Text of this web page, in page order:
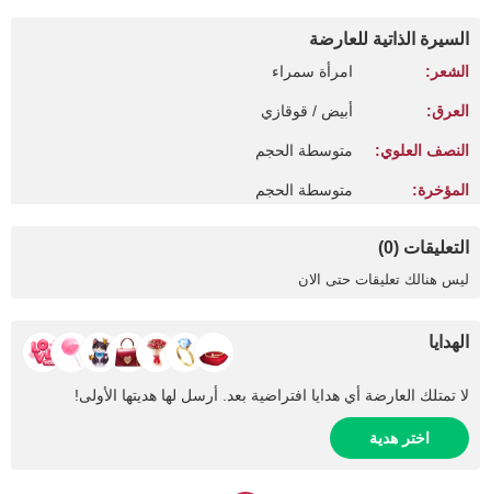
السيرة الذاتية للعارضة
الشعر: امرأة سمراء
العرق: أبيض / قوقازي
النصف العلوي: متوسطة الحجم
المؤخرة: متوسطة الحجم
التعليقات (0)
ليس هنالك تعليقات حتى الان
الهدايا
لا تمتلك العارضة أي هدايا افتراضية بعد. أرسل لها هديتها الأولى!
اختر هدية